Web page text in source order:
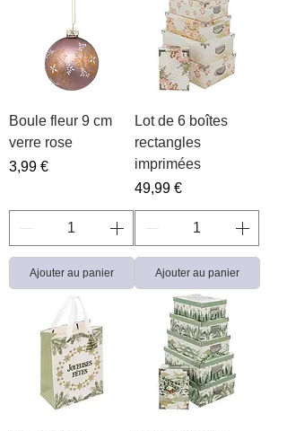
Boule fleur 9 cm
verre rose
Prix
3,99 €
Ajouter au panier
Lot de 6 boîtes
rectangles
imprimées
Prix
49,99 €
Ajouter au panier